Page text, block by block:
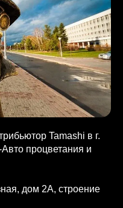
Tamashi в г.
процветания и
дом 2А, строение